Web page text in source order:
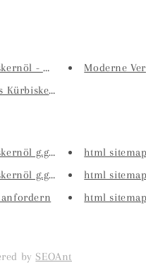
- Wir...
Kürbiskern...
Moderne
g.g.A...
g.g.A...
anfordern
html
html
html
by SEOAnt